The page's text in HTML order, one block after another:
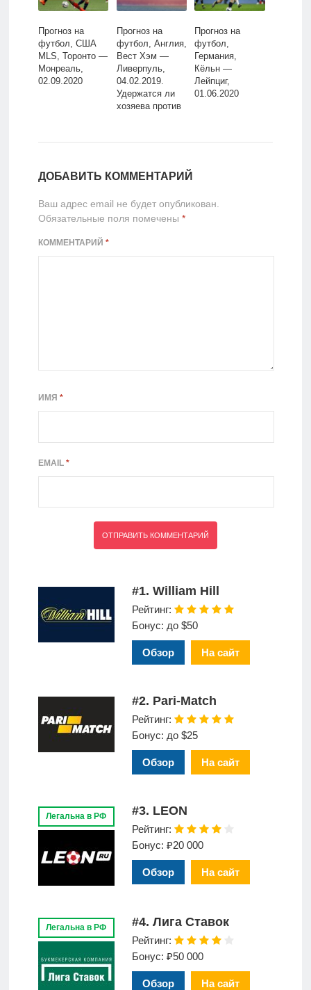
Прогноз на
футбол, США
MLS, Торонто —
Монреаль,
02.09.2020
Прогноз на
футбол, Англия,
Вест Хэм —
Ливерпуль,
04.02.2019.
Удержатся ли
хозяева против
первенства?
Прогноз на
футбол,
Германия,
Кёльн —
Лейпциг,
01.06.2020
ДОБАВИТЬ КОММЕНТАРИЙ
Ваш адрес email не будет опубликован.
Обязательные поля помечены *
КОММЕНТАРИЙ *
ИМЯ *
EMAIL *
#1. William Hill
Рейтинг:
Бонус: до $50
Обзор На сайт
#2. Pari-Match
Рейтинг:
Бонус: до $25
Обзор На сайт
Легальна в РФ #3. LEON
Рейтинг:
Бонус: ₽20 000
Обзор На сайт
Легальна в РФ #4. Лига Ставок
Рейтинг:
Бонус: ₽50 000
Обзор На сайт